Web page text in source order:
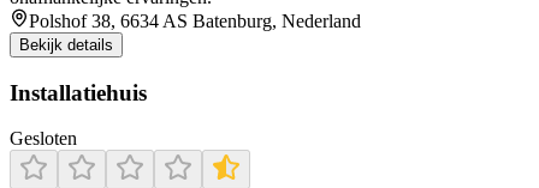
Polshof 38, 6634 AS Batenburg, Nederland
Bekijk details
Installatiehuis
Gesloten